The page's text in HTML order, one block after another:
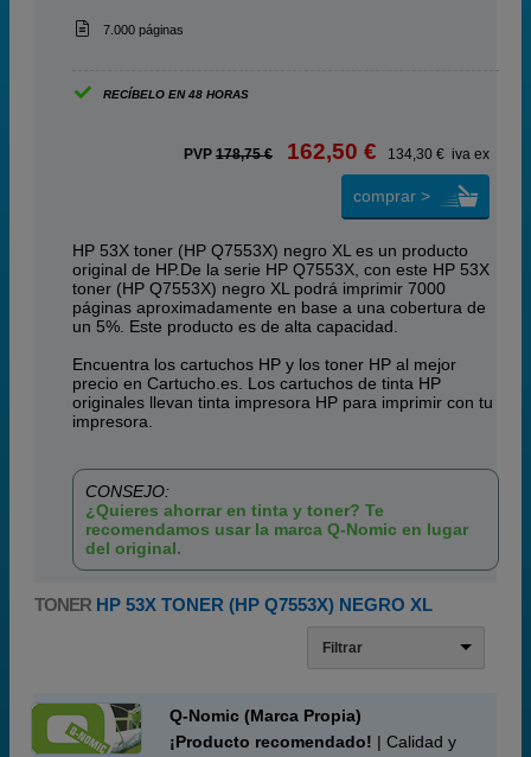
7.000 páginas
RECÍBELO EN 48 HORAS
PVP 178,75 € 162,50 € 134,30 € iva ex
comprar >
HP 53X toner (HP Q7553X) negro XL es un producto
original de HP.De la serie HP Q7553X, con este HP 53X
toner (HP Q7553X) negro XL podrá imprimir 7000
páginas aproximadamente en base a una cobertura de
un 5%. Este producto es de alta capacidad.
Encuentra los cartuchos HP y los toner HP al mejor
precio en Cartucho.es. Los cartuchos de tinta HP
originales llevan tinta impresora HP para imprimir con tu
impresora.
CONSEJO:
¿Quieres ahorrar en tinta y toner? Te
recomendamos usar la marca Q-Nomic en lugar
del original.
TONER HP 53X TONER (HP Q7553X) NEGRO XL
Filtrar
Q-Nomic (Marca Propia)
¡Producto recomendado! | Calidad y